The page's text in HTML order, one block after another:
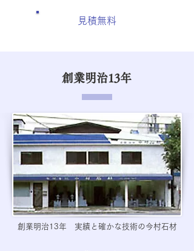
見積無料
創業明治13年
創業明治13年 実績と確かな技術の今村石材